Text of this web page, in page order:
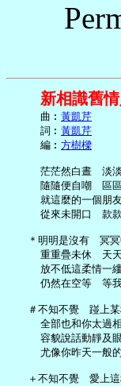
新相識舊
     曲︰
黃凱芹
     詞︰
黃凱芹
     編︰
方樹樑
茫茫然白晝　淡
隨隨便自嘲　區
就這麼的一個朋
從來未開口　款
＊明明是沒有　冥
重重疊未休　天
放不低這柔情一
仍然在空等　等
＃不知不覺　踫上某
全部也和你太過
容貌說話動靜及
尤像你昨天一般
＋不知不覺　愛上這